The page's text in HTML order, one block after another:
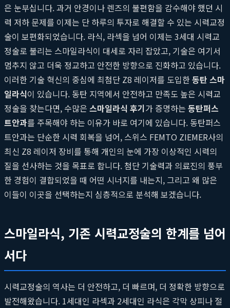
은 눈부십니다. 과거 안경이나 렌즈의 불편함을 감수해야 했던 시
력 저하 문제를 이제는 단 하루의 투자로 해결할 수 있는 시력교정
술이 보편화되었습니다. 라식, 라섹을 넘어 이제는 3세대 시력교
정술로 불리는 스마일라식이 대세로 자리 잡았고, 기술은 여기서
멈추지 않고 더욱 정교하고 안전한 방향으로 진화하고 있습니다.
이러한 기술 혁신의 중심에 최첨단 Z8 레이저를 도입한동탄 스마
일라식이 있습니다. 동탄 지역에서 안전하고 만족도 높은 시력교
정술을 찾는다면, 수많은 스마일라식 후기가 증명하는 동탄퍼스
트안과를 주목해야 하는 이유가 바로 여기에 있습니다. 동탄퍼스
트안과는 단순한 시력 회복을 넘어, 스위스 FEMTO ZIEMER사의
최신 Z8 레이저 장비를 통해 개인의 눈에 가장 이상적인 시력의
질을 선사하는 것을 목표로 합니다. 첨단 기술력과 의료진의 풍부
한 경험이 결합되었을 때 어떤 시너지를 내는지, 그리고 왜 많은
이들이 이곳을 선택하는지 심층적으로 분석해 보겠습니다.
스마일라식, 기존 시력교정술의 한계를 넘어
서다
시력교정술의 역사는 더 안전하고, 더 빠르며, 더 정확한 방향으로
발전해왔습니다. 1세대인 라섹과 2세대인 라식은 각막 상피나 절